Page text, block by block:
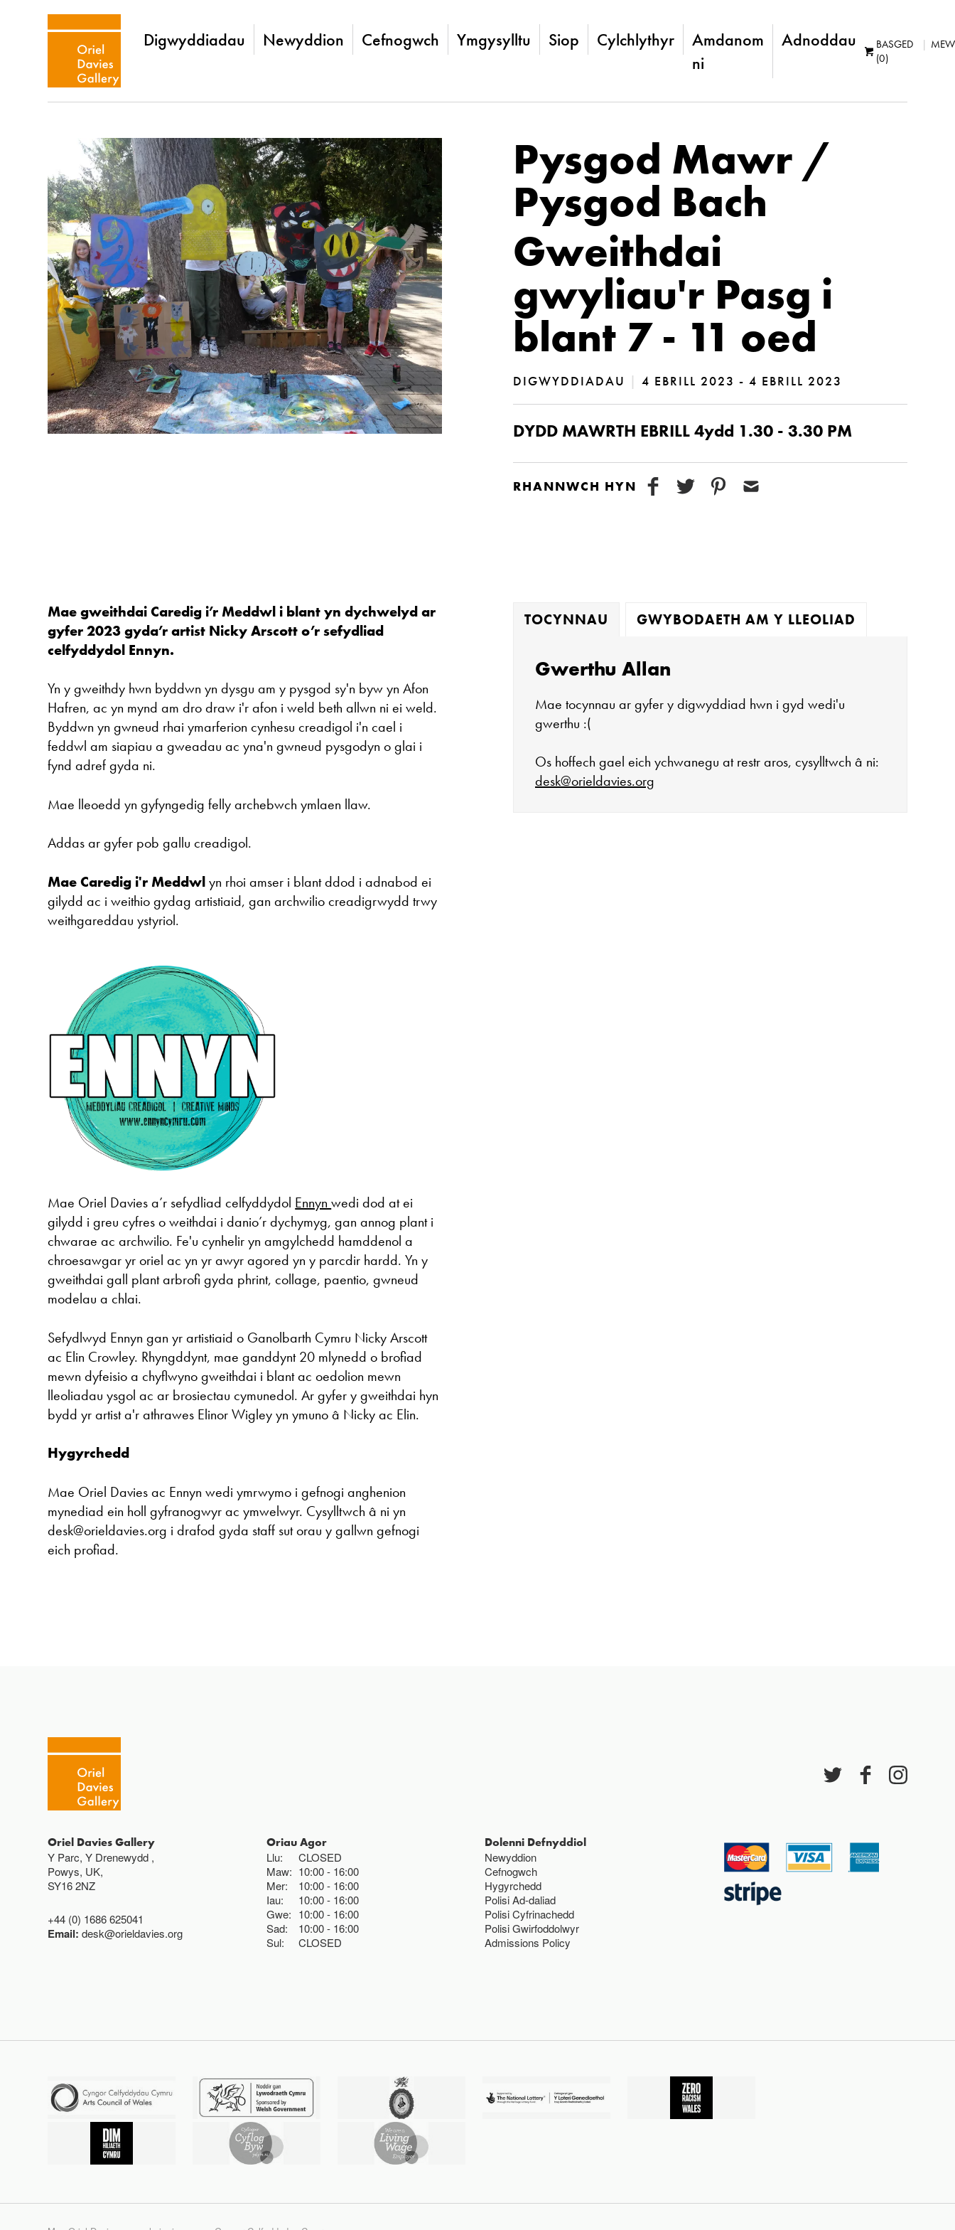
Digwyddiadau Newyddion Cefnogwch Ymgysylltu Siop Cylchlythyr
Amdanom
ni
Adnoddau
BASGED
(0)
Pysgod Mawr /
Pysgod Bach
Gweithdai
gwyliau'r Pasg i
blant 7 - 11 oed
DIGWYDDIADAU | 4 EBRILL 2023 - 4 EBRILL 2023
DYDD MAWRTH EBRILL 4ydd 1.30 - 3.30 PM
RHANNWCH HYN
Mae gweithdai Caredig i’r Meddwl i blant yn dychwelyd ar
gyfer 2023 gyda’r artist Nicky Arscott o’r sefydliad
celfyddydol Ennyn.
Yn y gweithdy hwn byddwn yn dysgu am y pysgod sy'n byw yn Afon
Hafren, ac yn mynd am dro draw i'r afon i weld beth allwn ni ei weld.
Byddwn yn gwneud rhai ymarferion cynhesu creadigol i'n cael i
feddwl am siapiau a gweadau ac yna'n gwneud pysgodyn o glai i
fynd adref gyda ni.
Mae lleoedd yn gyfyngedig felly archebwch ymlaen llaw.
Addas ar gyfer pob gallu creadigol.
Mae Caredig i'r Meddwlyn rhoi amser i blant ddod i adnabod ei
gilydd ac i weithio gydag artistiaid, gan archwilio creadigrwydd trwy
weithgareddau ystyriol.
Mae Oriel Davies a’r sefydliad celfyddydol Ennynwedi dod at ei
gilydd i greu cyfres o weithdai i danio’r dychymyg, gan annog plant i
chwarae ac archwilio. Fe'u cynhelir yn amgylchedd hamddenol a
chroesawgar yr oriel ac yn yr awyr agored yn y parcdir hardd. Yn y
gweithdai gall plant arbrofi gyda phrint, collage, paentio, gwneud
modelau a chlai.
Sefydlwyd Ennyn gan yr artistiaid o Ganolbarth Cymru Nicky Arscott
ac Elin Crowley. Rhyngddynt, mae ganddynt 20 mlynedd o brofiad
mewn dyfeisio a chyflwyno gweithdai i blant ac oedolion mewn
lleoliadau ysgol ac ar brosiectau cymunedol. Ar gyfer y gweithdai hyn
bydd yr artist a'r athrawes Elinor Wigley yn ymuno â Nicky ac Elin.
Hygyrchedd
Mae Oriel Davies ac Ennyn wedi ymrwymo i gefnogi anghenion
mynediad ein holl gyfranogwyr ac ymwelwyr. Cysylltwch â ni yn
desk@orieldavies.org i drafod gyda staff sut orau y gallwn gefnogi
eich profiad.
TOCYNNAU GWYBODAETH AM Y LLEOLIAD
Gwerthu Allan
Mae tocynnau ar gyfer y digwyddiad hwn i gyd wedi'u
gwerthu :(
Os hoffech gael eich ychwanegu at restr aros, cysylltwch â ni:
desk@orieldavies.org
Oriel Davies Gallery
Y Parc, Y Drenewydd ,
Powys, UK,
SY16 2NZ
+44 (0) 1686 625041
Email:desk@orieldavies.org
Oriau Agor
Llu:
CLOSED
Maw: 10:00
16:00
Mer:
10:00
16:00
Iau:
10:00
16:00
Gwe: 10:00
16:00
Sad:
10:00
16:00
Sul:
CLOSED
Dolenni Defnyddiol
Newyddion
Cefnogwch
Hygyrchedd
Polisi Ad-daliad
Polisi Cyfrinachedd
Polisi Gwirfoddolwyr
Admissions Policy